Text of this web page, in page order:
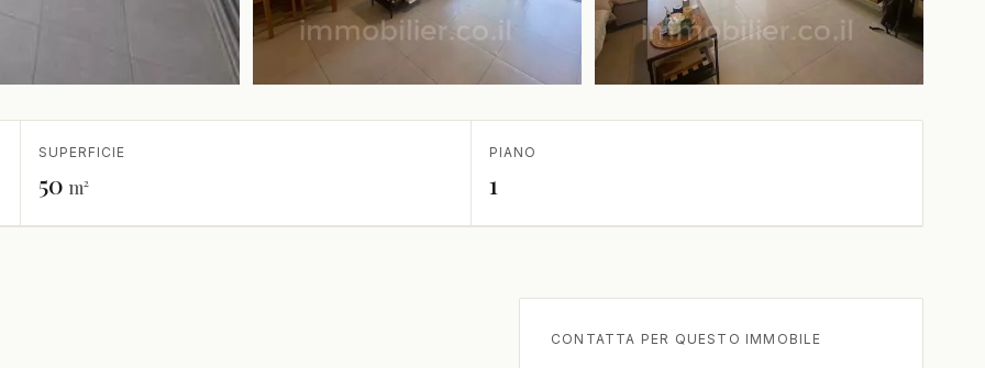
SUPERFICIE
50 m²
PIANO
1
CONTATTA PER QUESTO IMMOBILE